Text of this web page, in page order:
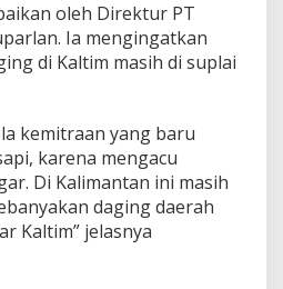
oleh Direktur PT
Ia mengingatkan
di Kaltim masih di suplai
kemitraan yang baru
karena mengacu
Di Kalimantan ini masih
daging daerah
Kaltim” jelasnya